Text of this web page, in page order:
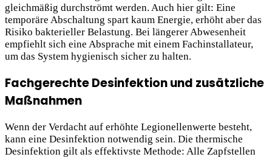
gleichmäßig durchströmt werden. Auch hier gilt: Eine
temporäre Abschaltung spart kaum Energie, erhöht aber das
Risiko bakterieller Belastung. Bei längerer Abwesenheit
empfiehlt sich eine Absprache mit einem Fachinstallateur,
um das System hygienisch sicher zu halten.
Fachgerechte Desinfektion und zusätzliche
Maßnahmen
Wenn der Verdacht auf erhöhte Legionellenwerte besteht,
kann eine Desinfektion notwendig sein. Die thermische
Desinfektion gilt als effektivste Methode: Alle Zapfstellen